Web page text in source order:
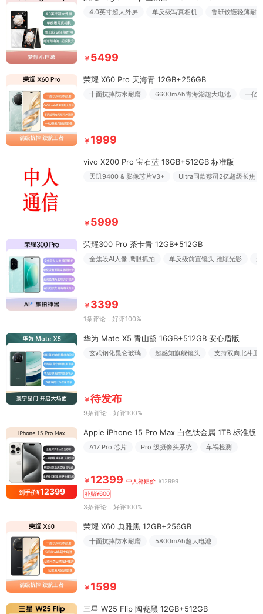
4.0英寸超大外屏 单反级写真相机 鲁班铰链轻薄耐用
￥ 5499
荣耀 X60 Pro 天海青 12GB+256GB
十面抗摔防水耐磨 6600mAh青海湖超大电池 一亿
￥ 1999
vivo X200 Pro 宝石蓝 16GB+512GB 标准版
天玑9400 & 影像芯片V3+ Ultra同款蔡司2亿超级长焦
￥ 5999
荣耀300 Pro 茶卡青 12GB+512GB
全焦段AI人像 鹰眼抓拍 单反级前置镜头 雅顾光影
￥ 3399
1条评论 ，好评100%
华为 Mate X5 青山黛 16GB+512GB 安心盾版
玄武钢化昆仑玻璃 超感知旗舰镜头 支持双向北斗卫
￥待发布
9条评论 ，好评100%
到手价¥12399
Apple iPhone 15 Pro Max 白色钛金属 1TB 标准版
A17 Pro 芯片 Pro 级摄像头系统 车祸检测
￥ 12399 中人补贴价 ¥12999
补贴¥600
3条评论 ，好评100%
荣耀 X60 典雅黑 12GB+256GB
十面抗摔防水耐磨 5800mAh超大电池
￥ 1599
三星 W25 Flip 陶瓷黑 12GB+512GB